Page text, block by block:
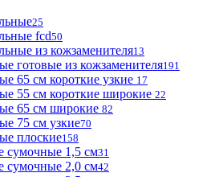
25
fcd50
из кожзаменителя13
готовые из кожзаменителя191
65 см короткие узкие 17
55 см короткие широкие 22
65 см широкие 82
75 см узкие70
плоские158
сумочные 1,5 см31
сумочные 2,0 см42